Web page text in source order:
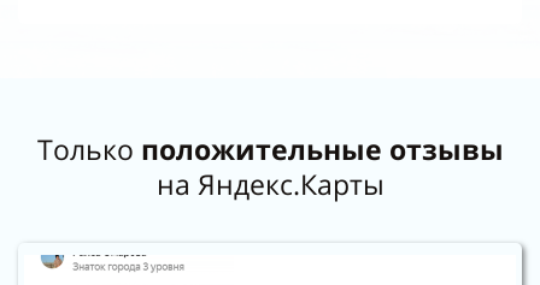
Только положительные отзывы
на Яндекс.Карты